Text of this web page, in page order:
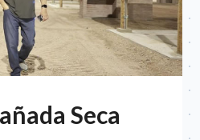
Seca